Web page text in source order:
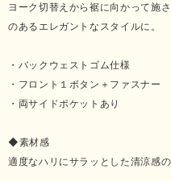
ヨーク切替えから裾に向かって施
のあるエレガントなスタイルに。
・バックウェストゴム仕様
・フロント１ボタン＋ファスナー
・両サイドポケットあり
◆素材感
適度なハリにサラッとした清涼感